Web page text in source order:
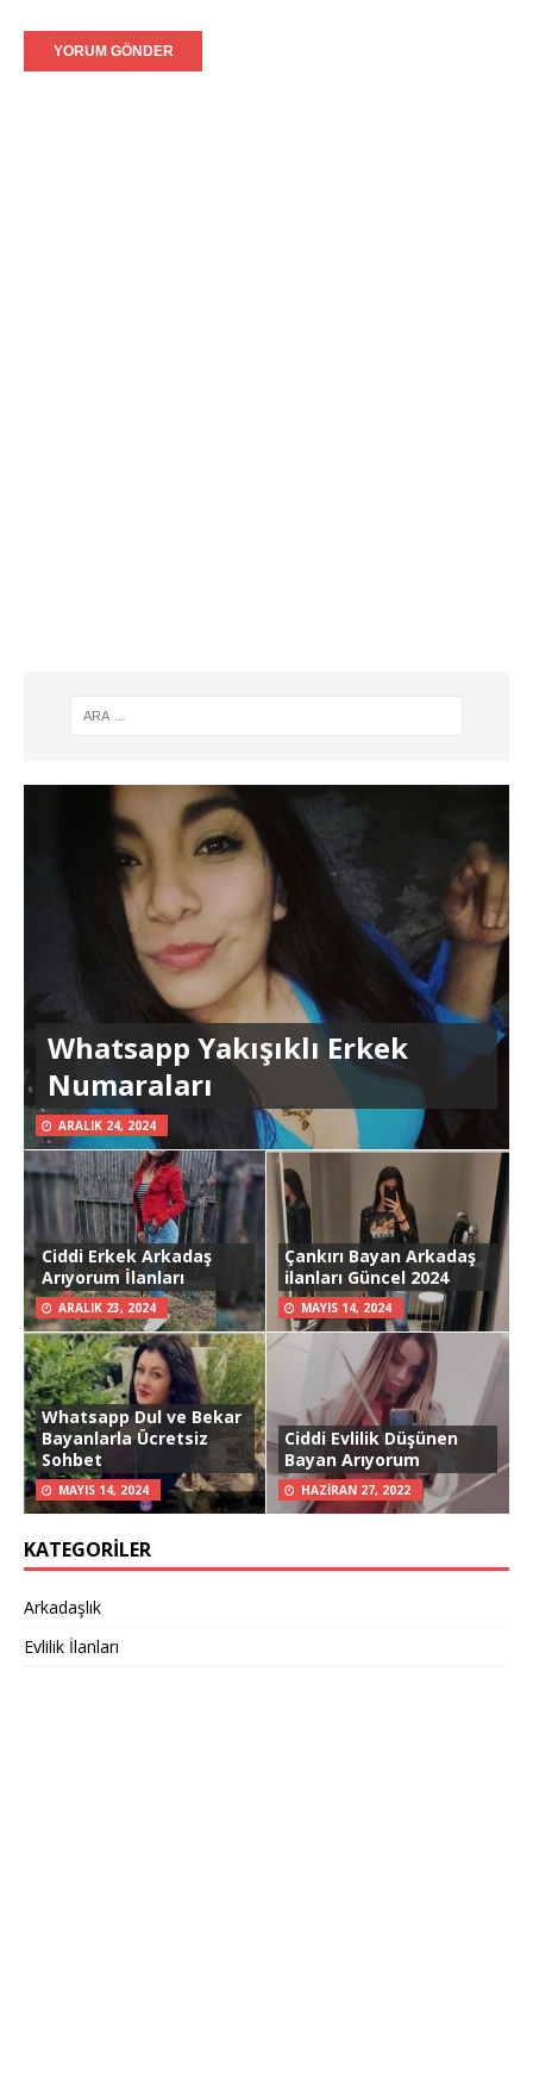
Whatsapp Yakışıklı Erkek
Numaraları
ARALIK 24, 2024
Ciddi Erkek Arkadaş
Arıyorum İlanları
ARALIK 23, 2024
Çankırı Bayan Arkadaş
ilanları Güncel 2024
MAYIS 14, 2024
Whatsapp Dul ve Bekar
Bayanlarla Ücretsiz
Sohbet
MAYIS 14, 2024
Ciddi Evlilik Düşünen
Bayan Arıyorum
HAZIRAN 27, 2022
KATEGORILER
Arkadaşlık
Evlilik İlanları